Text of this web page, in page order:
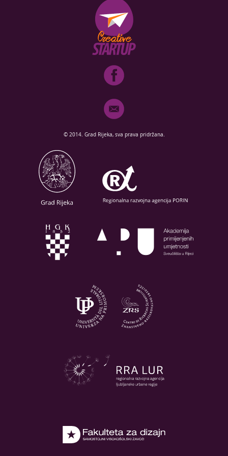
© 2014. Grad Rijeka, sva prava pridržana.